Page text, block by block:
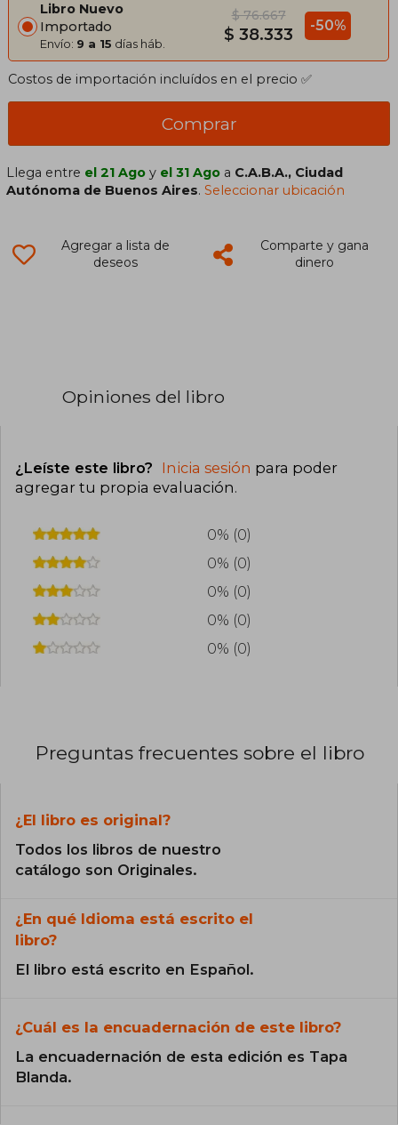
Libro Nuevo
Importado
Envío: 9 a 15 días háb.
$ 76.667
$ 38.333 -50%
Costos de importación incluídos en el precio ✅
Comprar
Llega entre el 21 Ago y el 31 Ago a C.A.B.A., Ciudad
Autónoma de Buenos Aires.Seleccionar ubicación
Agregar a lista de
deseos
Comparte y gana
dinero
Opiniones del libro
¿Leíste este libro? Inicia sesión para poder
agregar tu propia evaluación.
0% (0)
0% (0)
0% (0)
0% (0)
0% (0)
Preguntas frecuentes sobre el libro
¿El libro es original?
Todos los libros de nuestro
catálogo son Originales.
¿En qué Idioma está escrito el
libro?
El libro está escrito en Español.
¿Cuál es la encuadernación de este libro?
La encuadernación de esta edición es Tapa
Blanda.